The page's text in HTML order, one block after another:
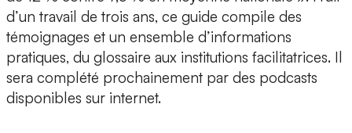
d’un travail de trois ans, ce guide compile des
témoignages et un ensemble d’informations
pratiques, du glossaire aux institutions facilitatrices. Il
sera complété prochainement par des podcasts
disponibles sur internet.